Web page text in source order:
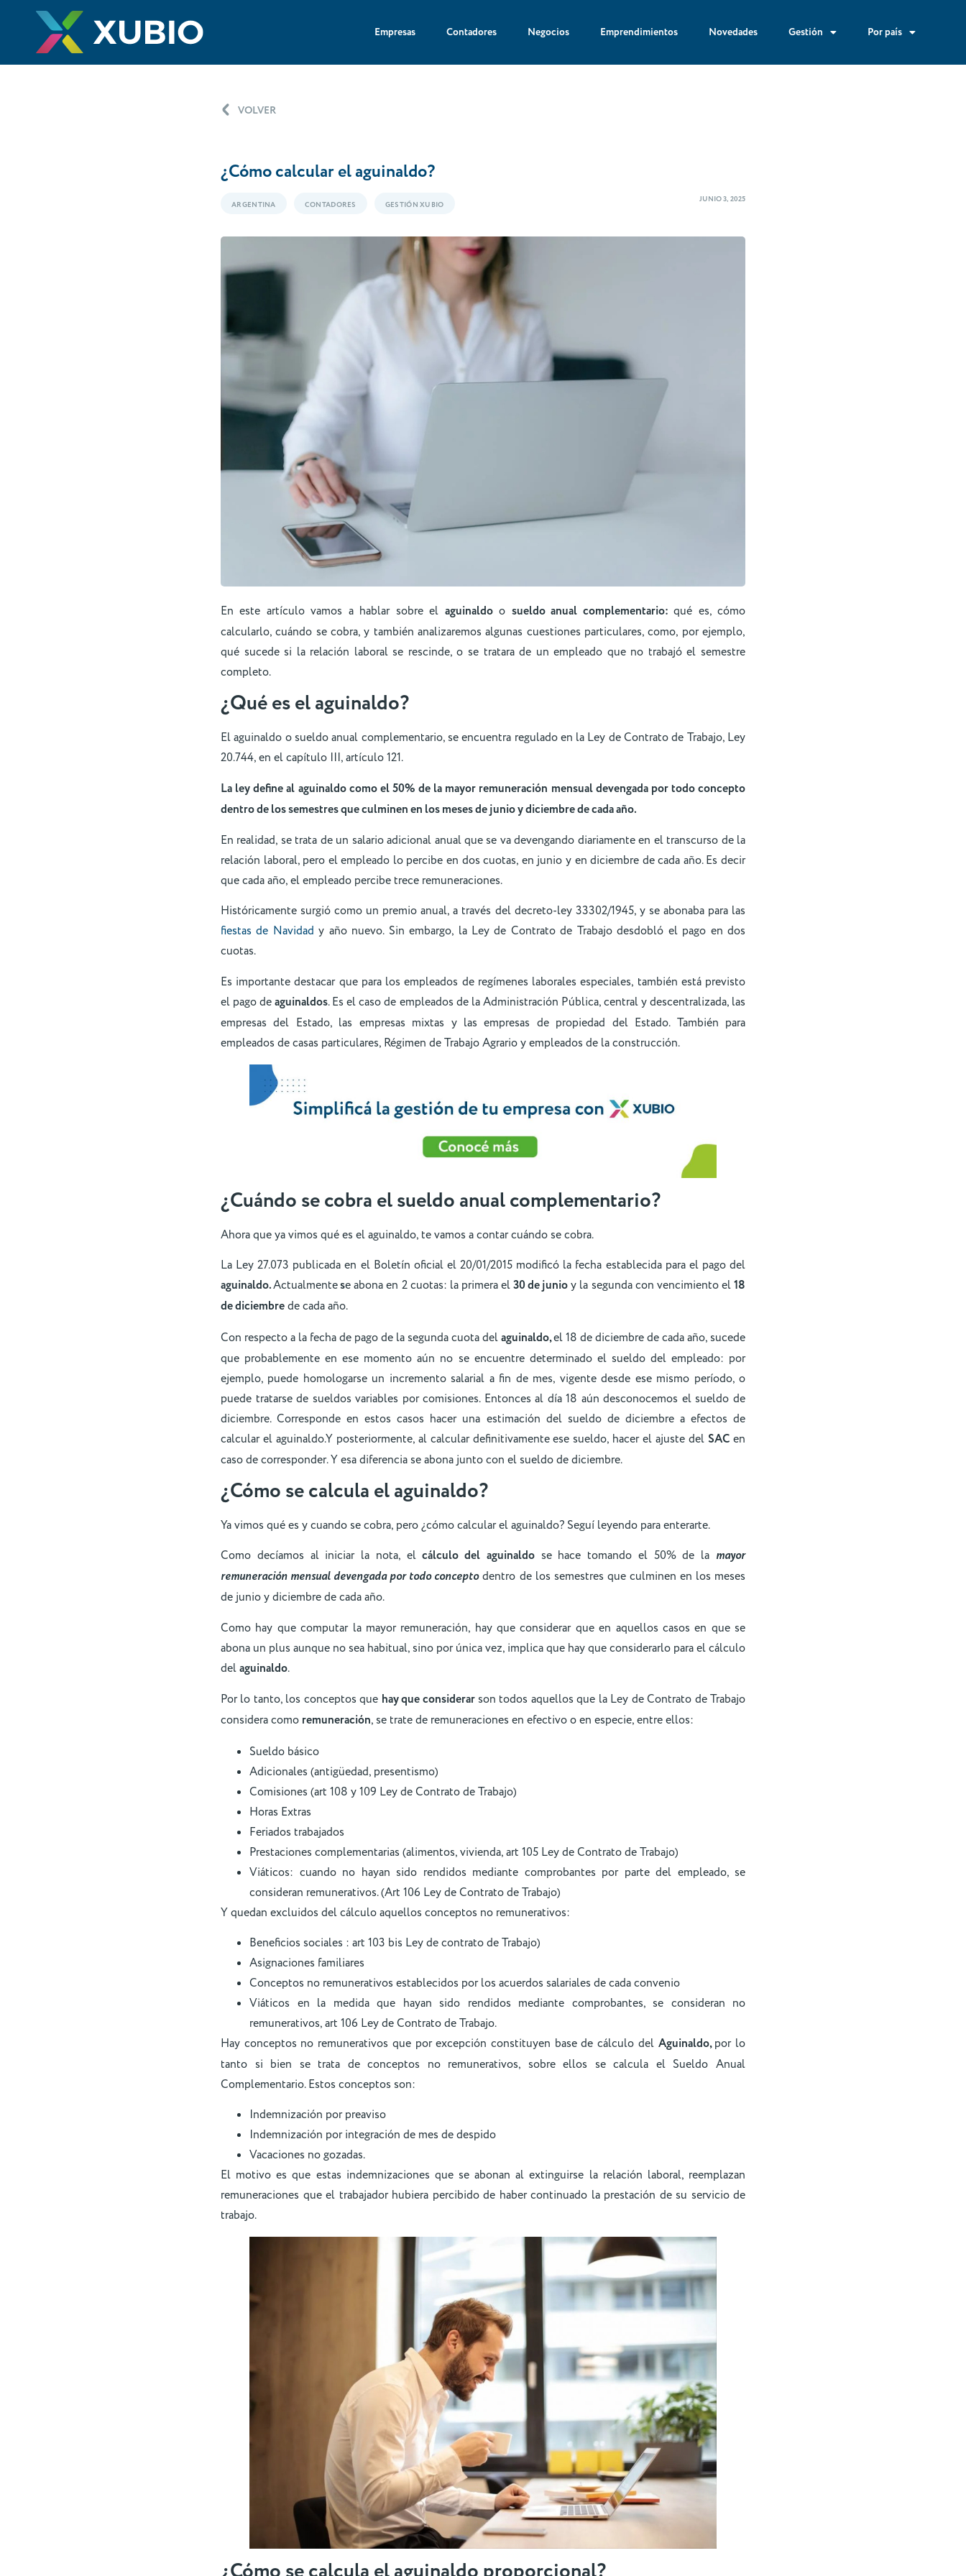
Empresas Contadores Negocios Emprendimientos Novedades Gestión Por país
VOLVER
¿Cómo calcular el aguinaldo?
ARGENTINA CONTADORES GESTIÓN XUBIO
JUNIO 3, 2025
En este artículo vamos a hablar sobre el aguinaldoo sueldo anual complementario:qué es, cómo
calcularlo, cuándo se cobra, y también analizaremos algunas cuestiones particulares, como, por ejemplo,
qué sucede si la relación laboral se rescinde, o se tratara de un empleado que no trabajó el semestre
completo.
¿Qué es elaguinaldo?
El aguinaldo o sueldo anual complementario, se encuentra regulado en la Ley de Contrato de Trabajo, Ley
20.744, en el capítulo III, artículo 121.
La ley define al aguinaldo como el 50% de la mayor remuneración mensual devengada por todo concepto
dentro de los semestres que culminen en los meses de junio y diciembre de cada año.
En realidad, se trata de un salario adicional anual que se va devengando diariamente en el transcurso de la
relación laboral, pero el empleado lo percibe en dos cuotas, en junio y en diciembre de cada año. Es decir
que cada año, el empleado percibe trece remuneraciones.
Históricamente surgió como un premio anual, a través del decreto-ley 33302/1945, y se abonaba para las
fiestas de Navidad y año nuevo. Sin embargo, la Ley de Contrato de Trabajo desdobló el pago en dos
cuotas.
Es importante destacar que para los empleados de regímenes laborales especiales, también está previsto
el pago deaguinaldos. Es el caso de empleados de la Administración Pública, central y descentralizada, las
empresas del Estado, las empresas mixtas y las empresas de propiedad del Estado. También para
empleados de casas particulares, Régimen de Trabajo Agrario y empleados de la construcción.
¿Cuándo se cobra el sueldo anual complementario?
Ahora que ya vimos qué es el aguinaldo, te vamos a contar cuándo se cobra.
La Ley 27.073 publicada en el Boletín oficial el 20/01/2015 modificó la fecha establecida para el pago del
aguinaldo.Actualmentese abona en 2 cuotas: la primera el30 de junioy la segunda con vencimiento el18
de diciembrede cada año.
Con respecto a la fecha de pago de la segunda cuota delaguinaldo,el 18 de diciembre de cada año, sucede
que probablemente en ese momento aún no se encuentre determinado el sueldo del empleado: por
ejemplo, puede homologarse un incremento salarial a fin de mes, vigente desde ese mismo período, o
puede tratarse de sueldos variables por comisiones. Entonces al día 18 aún desconocemos el sueldo de
diciembre. Corresponde en estos casos hacer una estimación del sueldo de diciembre a efectos de
calcular el aguinaldo.Y posteriormente, al calcular definitivamente ese sueldo, hacer el ajuste del SAC en
caso de corresponder. Y esa diferencia se abona junto con el sueldo de diciembre.
¿Cómo se calcula elaguinaldo?
Ya vimos qué es y cuando se cobra, pero ¿cómo calcular el aguinaldo? Seguí leyendo para enterarte.
Como decíamos al iniciar la nota, elcálculo del aguinaldose hace tomando el 50% de la mayor
remuneración mensual devengada por todo conceptodentro de los semestres que culminen en los meses
de junio y diciembre de cada año.
Como hay que computar la mayor remuneración, hay que considerar que en aquellos casos en que se
abona un plus aunque no sea habitual, sino por única vez, implica que hay que considerarlo para el cálculo
delaguinaldo.
Por lo tanto, los conceptos que hay que considerarson todos aquellos que la Ley de Contrato de Trabajo
considera como remuneración, se trate de remuneraciones en efectivo o en especie, entre ellos:
Sueldo básico
Adicionales (antigüedad, presentismo)
Comisiones (art 108 y 109 Ley de Contrato de Trabajo)
Horas Extras
Feriados trabajados
Prestaciones complementarias (alimentos, vivienda, art 105 Ley de Contrato de Trabajo)
Viáticos: cuando no hayan sido rendidos mediante comprobantes por parte del empleado, se
consideran remunerativos. (Art 106 Ley de Contrato de Trabajo)
Y quedan excluidos del cálculo aquellos conceptos no remunerativos:
Beneficios sociales : art 103 bis Ley de contrato de Trabajo)
Asignaciones familiares
Conceptos no remunerativos establecidos por los acuerdos salariales de cada convenio
Viáticos en la medida que hayan sido rendidos mediante comprobantes, se consideran no
remunerativos, art 106 Ley de Contrato de Trabajo.
Hay conceptos no remunerativos que por excepción constituyen base de cálculo del Aguinaldo,por lo
tanto si bien se trata de conceptos no remunerativos, sobre ellos se calcula el Sueldo Anual
Complementario. Estos conceptos son:
Indemnización por preaviso
Indemnización por integración de mes de despido
Vacaciones no gozadas.
El motivo es que estas indemnizaciones que se abonan al extinguirse la relación laboral, reemplazan
remuneraciones que el trabajador hubiera percibido de haber continuado la prestación de su servicio de
trabajo.